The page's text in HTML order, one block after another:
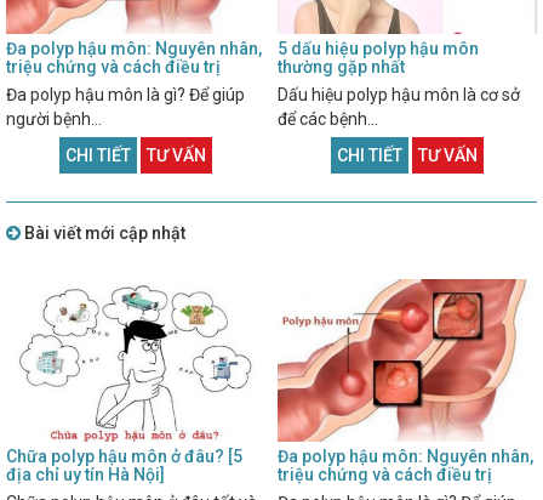
Đa polyp hậu môn: Nguyên nhân,
triệu chứng và cách điều trị
Đa polyp hậu môn là gì? Để giúp
người bệnh...
CHI TIẾT
TƯ VẤN
5 dấu hiệu polyp hậu môn
thường gặp nhất
Dấu hiệu polyp hậu môn là cơ sở
để các bệnh...
CHI TIẾT
TƯ VẤN
Bài viết mới cập nhật
Chữa polyp hậu môn ở đâu? [5
địa chỉ uy tín Hà Nội]
Đa polyp hậu môn: Nguyên nhân,
triệu chứng và cách điều trị